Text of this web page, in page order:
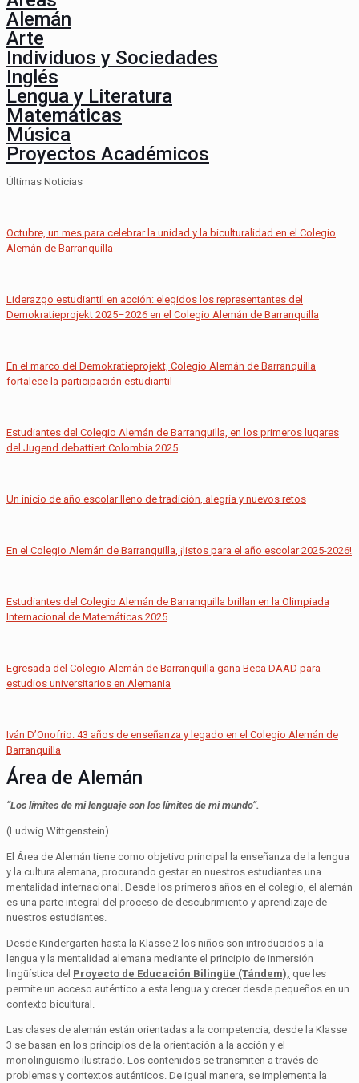
Alemán
Arte
Individuos y Sociedades
Inglés
Lengua y Literatura
Matemáticas
Música
Proyectos Académicos
Últimas Noticias
Octubre, un mes para celebrar la unidad y la biculturalidad en el Colegio
Alemán de Barranquilla
Liderazgo estudiantil en acción: elegidos los representantes del
Demokratieprojekt 2025–2026 en el Colegio Alemán de Barranquilla
En el marco del Demokratieprojekt, Colegio Alemán de Barranquilla
fortalece la participación estudiantil
Estudiantes del Colegio Alemán de Barranquilla, en los primeros lugares
del Jugend debattiert Colombia 2025
Un inicio de año escolar lleno de tradición, alegría y nuevos retos
En el Colegio Alemán de Barranquilla, ¡listos para el año escolar 2025-2026!
Estudiantes del Colegio Alemán de Barranquilla brillan en la Olimpiada
Internacional de Matemáticas 2025
Egresada del Colegio Alemán de Barranquilla gana Beca DAAD para
estudios universitarios en Alemania
Iván D’Onofrio: 43 años de enseñanza y legado en el Colegio Alemán de
Barranquilla
Área de Alemán
“Los límites de mi lenguaje son los límites de mi mundo”.
(Ludwig Wittgenstein)
El Área de Alemán tiene como objetivo principal la enseñanza de la lengua
y la cultura alemana, procurando gestar en nuestros estudiantes una
mentalidad internacional. Desde los primeros años en el colegio, el alemán
es una parte integral del proceso de descubrimiento y aprendizaje de
nuestros estudiantes.
Desde Kindergarten hasta la Klasse 2 los niños son introducidos a la
lengua y la mentalidad alemana mediante el principio de inmersión
lingüística del Proyecto de Educación Bilingüe (Tándem), que les
permite un acceso auténtico a esta lengua y crecer desde pequeños en un
contexto bicultural.
Las clases de alemán están orientadas a la competencia; desde la Klasse
3 se basan en los principios de la orientación a la acción y el
monolingüismo ilustrado. Los contenidos se transmiten a través de
problemas y contextos auténticos. De igual manera, se implementa la